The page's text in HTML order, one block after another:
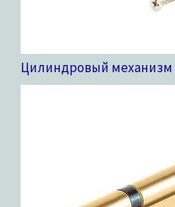
Цилиндровый механизм